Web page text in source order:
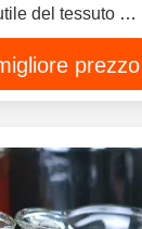
del tessuto di
di rete
prezzo